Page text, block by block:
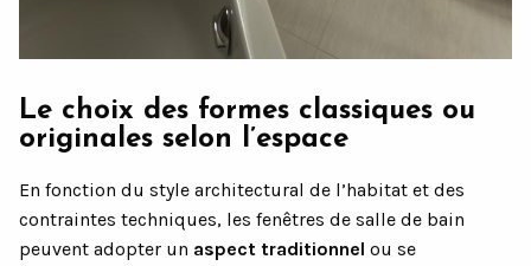
Le choix des formes classiques ou
originales selon l’espace
En fonction du style architectural de l’habitat et des
contraintes techniques, les fenêtres de salle de bain
peuvent adopter un aspect traditionnel ou se